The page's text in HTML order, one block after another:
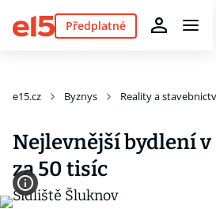
Předplatné
e15.cz Byznys Reality a
Nejlevnější bydlení v
za 50 tisíc